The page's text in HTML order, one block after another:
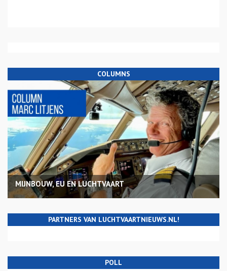
COLUMNS
MIJNBOUW, EU EN LUCHTVAART
PARTNERS VAN LUCHTVAARTNIEUWS.NL!
POLL